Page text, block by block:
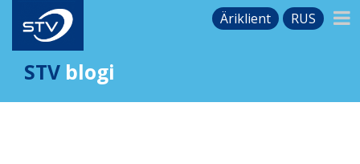
Äriklient RUS
STV blogi